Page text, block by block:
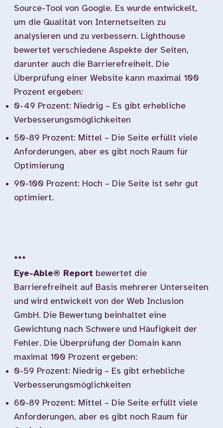
Source-Tool von Google. Es wurde entwickelt,
um die Qualität von Internetseiten zu
analysieren und zu verbessern. Lighthouse
bewertet verschiedene Aspekte der Seiten,
darunter auch die Barrierefreiheit. Die
Überprüfung einer Website kann maximal 100
Prozent ergeben:
0-49 Prozent: Niedrig – Es gibt erhebliche
Verbesserungsmöglichkeiten
50-89 Prozent: Mittel – Die Seite erfüllt viele
Anforderungen, aber es gibt noch Raum für
Optimierung
90-100 Prozent: Hoch – Die Seite ist sehr gut
optimiert.
***
Eye-Able® Report bewertet die
Barrierefreiheit auf Basis mehrerer Unterseiten
und wird entwickelt von der Web Inclusion
GmbH. Die Bewertung beinhaltet eine
Gewichtung nach Schwere und Häufigkeit der
Fehler. Die Überprüfung der Domain kann
maximal 100 Prozent ergeben:
0-59 Prozent: Niedrig – Es gibt erhebliche
Verbesserungsmöglichkeiten
60-89 Prozent: Mittel – Die Seite erfüllt viele
Anforderungen, aber es gibt noch Raum für